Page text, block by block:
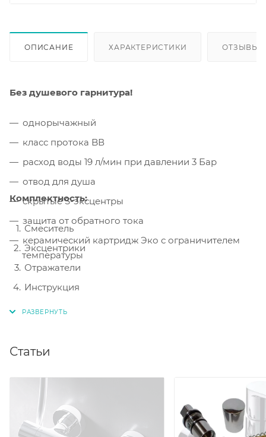
ОПИСАНИЕ ХАРАКТЕРИСТИКИ ОТЗЫВЫ
Без душевого гарнитура!
однорычажный
класс протока BВ
расход воды 19 л/мин при давлении 3 Бар
отвод для душа
скрытые S-эксцентры
защита от обратного тока
керамический картридж Эко с ограничителем
температуры
Комплектность:
Смеситель
Эксцентрики
Отражатели
Инструкция
Статьи